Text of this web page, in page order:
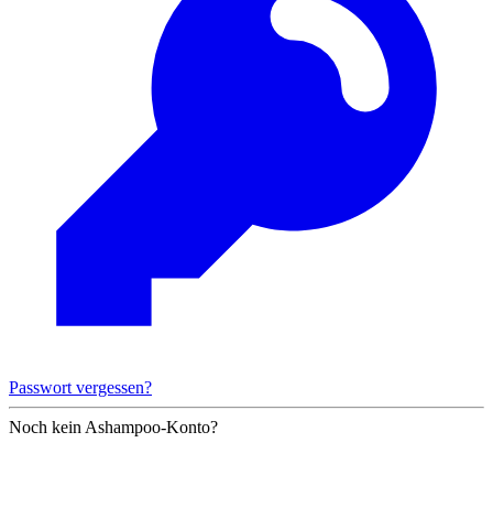
Passwort vergessen?
Noch kein Ashampoo-Konto?